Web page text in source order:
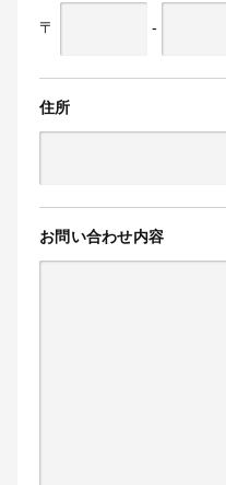
〒 -
住所
お問い合わせ内容